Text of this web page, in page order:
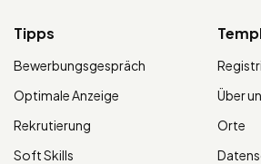
Tipps
Bewerbungsgespräch
Optimale Anzeige
Rekrutierung
Soft Skills
Über
Orte